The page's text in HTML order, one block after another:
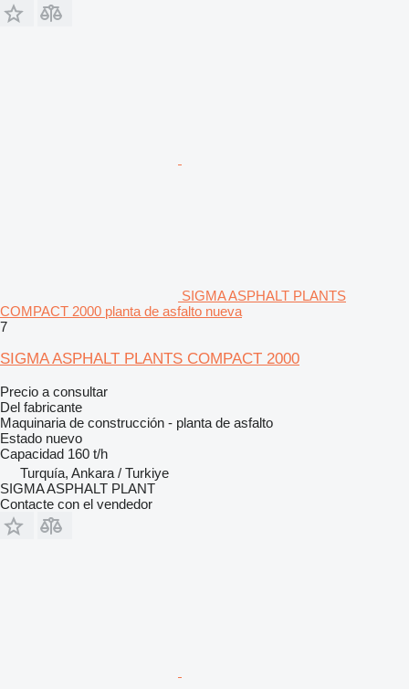
SIGMA ASPHALT PLANTS
COMPACT 2000 planta de asfalto nueva
7
SIGMA ASPHALT PLANTS COMPACT 2000
Precio a consultar
Del fabricante
Maquinaria de construcción - planta de asfalto
Estado nuevo
Capacidad 160 t/h
Turquía, Ankara / Turkiye
SIGMA ASPHALT PLANT
Contacte con el vendedor